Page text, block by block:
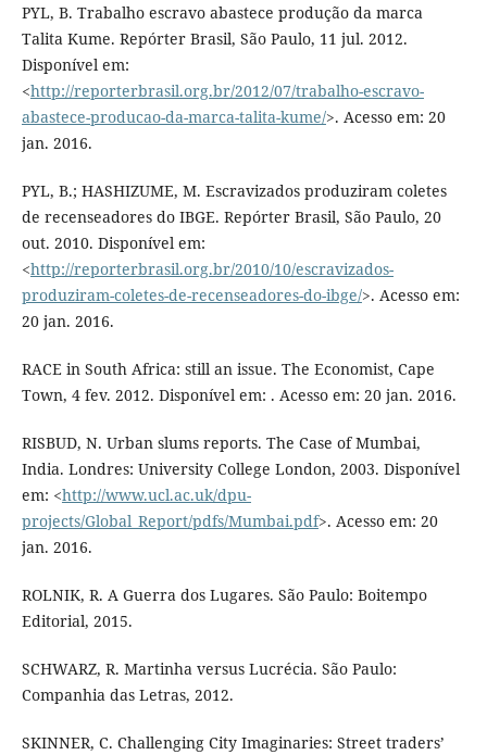
PYL, B. Trabalho escravo abastece produção da marca
Talita Kume. Repórter Brasil, São Paulo, 11 jul. 2012.
Disponível em:
<http://reporterbrasil.org.br/2012/07/trabalho-escravo-
abastece-producao-da-marca-talita-kume/>. Acesso em: 20
jan. 2016.
PYL, B.; HASHIZUME, M. Escravizados produziram coletes
de recenseadores do IBGE. Repórter Brasil, São Paulo, 20
out. 2010. Disponível em:
<http://reporterbrasil.org.br/2010/10/escravizados-
produziram-coletes-de-recenseadores-do-ibge/>. Acesso em:
20 jan. 2016.
RACE in South Africa: still an issue. The Economist, Cape
Town, 4 fev. 2012. Disponível em: . Acesso em: 20 jan. 2016.
RISBUD, N. Urban slums reports. The Case of Mumbai,
India. Londres: University College London, 2003. Disponível
em: <http://www.ucl.ac.uk/dpu-
projects/Global_Report/pdfs/Mumbai.pdf>. Acesso em: 20
jan. 2016.
ROLNIK, R. A Guerra dos Lugares. São Paulo: Boitempo
Editorial, 2015.
SCHWARZ, R. Martinha versus Lucrécia. São Paulo:
Companhia das Letras, 2012.
SKINNER, C. Challenging City Imaginaries: Street traders’